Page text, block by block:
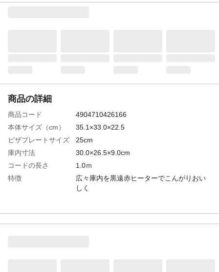
商品の詳細
商品コード
4904710426166
本体サイズ（cm）
35.1×33.0×22.5
ピザプレートサイズ
25cm
庫内寸法
30.0×26.5×9.0cm
コードの長さ
1.0ｍ
特徴
広々庫内を黒遠赤ヒーターでこんがりおい
しく
生産国
中国
タイマー
30分